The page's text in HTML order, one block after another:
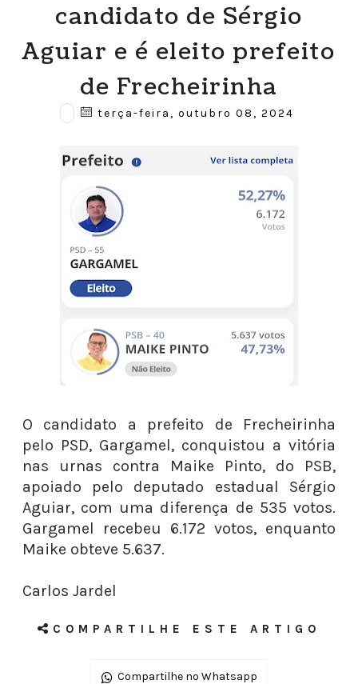
candidato de Sérgio
Aguiar e é eleito prefeito
de Frecheirinha
terça-feira, outubro 08, 2024
O candidato a prefeito de Frecheirinha
pelo PSD, Gargamel, conquistou a vitória
nas urnas contra Maike Pinto, do PSB,
apoiado pelo deputado estadual Sérgio
Aguiar, com uma diferença de 535 votos.
Gargamel recebeu 6.172 votos, enquanto
Maike obteve 5.637.
Carlos Jardel
COMPARTILHE ESTE ARTIGO
Compartilhe no Whatsapp